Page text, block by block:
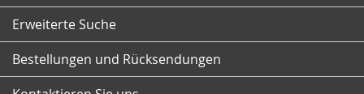
Newsletter
an:
Erweiterte Suche
Bestellungen und Rücksendungen